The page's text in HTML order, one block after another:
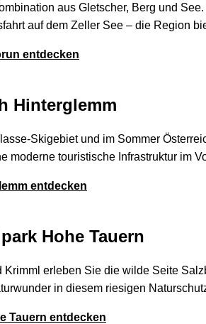
aus Gletscher, Berg und
auf dem Zeller See – die Region
entdecken
Hinterglemm
Skigebiet und im Sommer
moderne touristische Infrastruktur im
entdecken
Hohe Tauern
Krimml erleben Sie die wilde Seite
in diesem riesigen
Tauern entdecken